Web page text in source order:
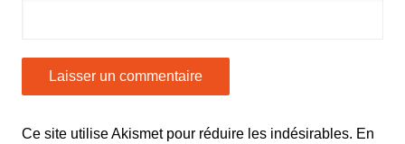
Ce site utilise Akismet pour réduire les indésirables. En